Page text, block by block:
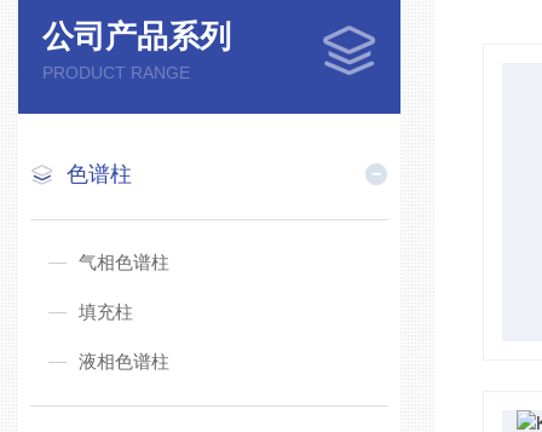
公司产品系列
PRODUCT RANGE
色谱柱
气相色谱柱
填充柱
液相色谱柱